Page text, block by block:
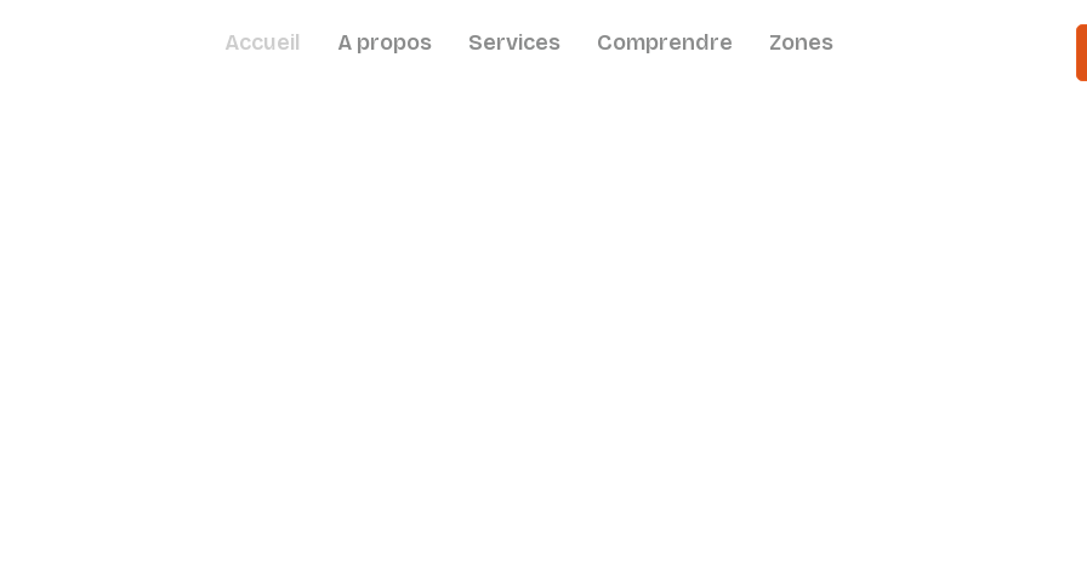
Accueil A propos Services Comprendre Zones